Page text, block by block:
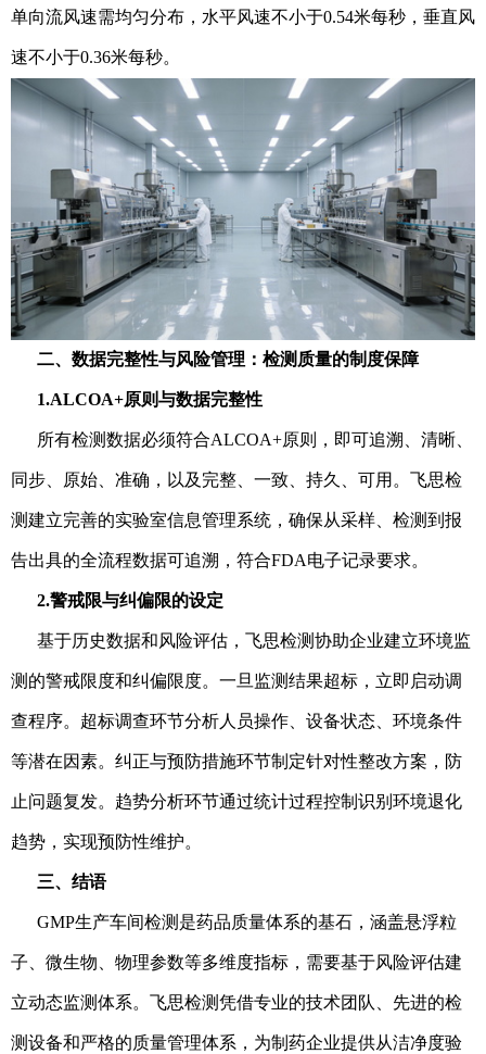
单向流风速需均匀分布，水平风速不小于0.54米每秒，垂直风
速不小于0.36米每秒。
二、数据完整性与风险管理：检测质量的制度保障
1.ALCOA+原则与数据完整性
所有检测数据必须符合ALCOA+原则，即可追溯、清晰、
同步、原始、准确，以及完整、一致、持久、可用。飞思检
测建立完善的实验室信息管理系统，确保从采样、检测到报
告出具的全流程数据可追溯，符合FDA电子记录要求。
2.警戒限与纠偏限的设定
基于历史数据和风险评估，飞思检测协助企业建立环境监
测的警戒限度和纠偏限度。一旦监测结果超标，立即启动调
查程序。超标调查环节分析人员操作、设备状态、环境条件
等潜在因素。纠正与预防措施环节制定针对性整改方案，防
止问题复发。趋势分析环节通过统计过程控制识别环境退化
趋势，实现预防性维护。
三、结语
GMP生产车间检测是药品质量体系的基石，涵盖悬浮粒
子、微生物、物理参数等多维度指标，需要基于风险评估建
立动态监测体系。飞思检测凭借专业的技术团队、先进的检
测设备和严格的质量管理体系，为制药企业提供从洁净度验